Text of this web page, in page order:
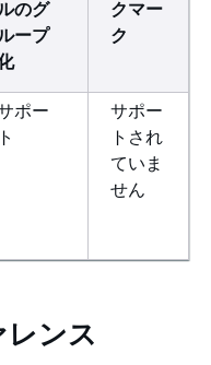
のグ
ープ
クマー
ク
ポー
ト
サポー
トされ
ていま
せん
ンス